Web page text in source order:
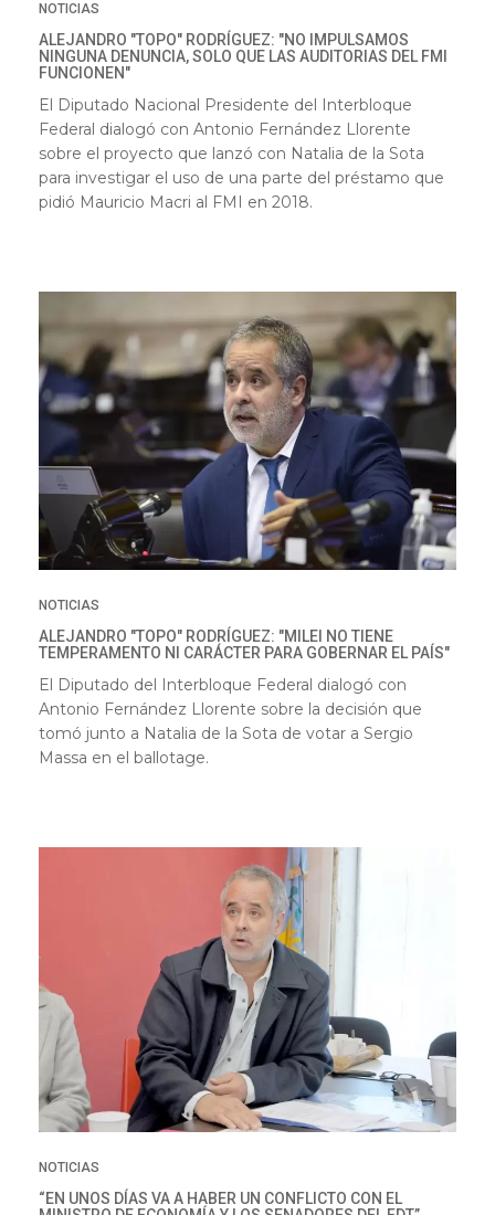
NOTICIAS
ALEJANDRO "TOPO" RODRÍGUEZ: "NO IMPULSAMOS
NINGUNA DENUNCIA, SOLO QUE LAS AUDITORIAS DEL FMI
FUNCIONEN"
El Diputado Nacional Presidente del Interbloque
Federal dialogó con Antonio Fernández Llorente
sobre el proyecto que lanzó con Natalia de la Sota
para investigar el uso de una parte del préstamo que
pidió Mauricio Macri al FMI en 2018.
NOTICIAS
ALEJANDRO "TOPO" RODRÍGUEZ: "MILEI NO TIENE
TEMPERAMENTO NI CARÁCTER PARA GOBERNAR EL PAÍS"
El Diputado del Interbloque Federal dialogó con
Antonio Fernández Llorente sobre la decisión que
tomó junto a Natalia de la Sota de votar a Sergio
Massa en el ballotage.
NOTICIAS
“EN UNOS DÍAS VA A HABER UN CONFLICTO CON EL